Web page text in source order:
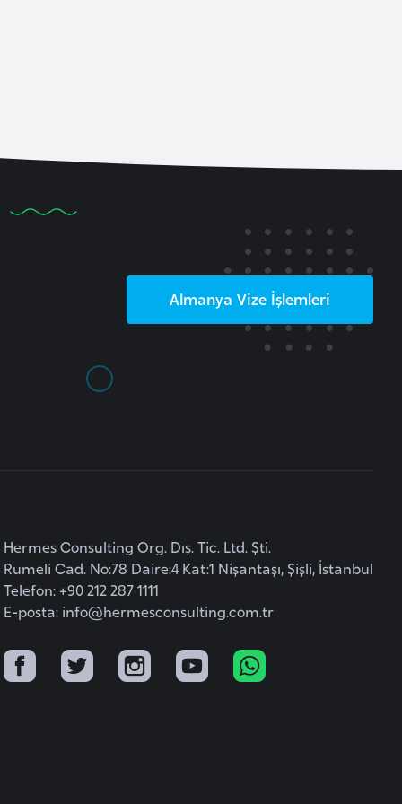
Almanya Vize İşlemleri
Hermes Consulting Org. Dış. Tic. Ltd. Şti.
Rumeli Cad. No:78 Daire:4 Kat:1 Nişantaşı, Şişli, İstanbul
Telefon: +90 212 287 1111
E-posta: info@hermesconsulting.com.tr